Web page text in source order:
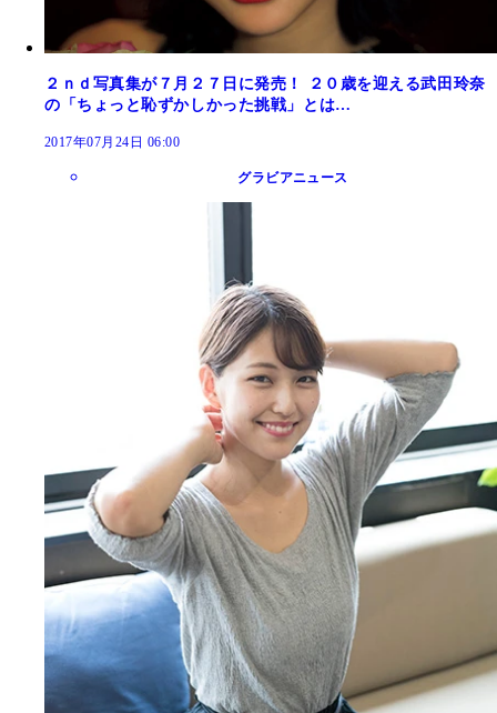
２ｎｄ写真集が７月２７日に発売！ ２０歳を迎える武田玲奈
の「ちょっと恥ずかしかった挑戦」とは…
2017年07月24日 06:00
グラビアニュース